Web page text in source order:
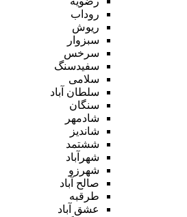
روداب
ریوش
سبزوار
سرخس
سفیدسنگ
سلامی
سلطان آباد
سنگان
شادمهر
شاندیز
ششتمد
شهرآباد
شهرزو
صالح آباد
طرقبه
عشق آباد